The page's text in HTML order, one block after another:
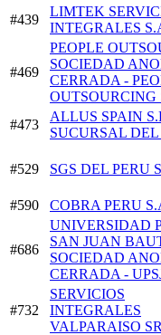
#439
LIMTEK
INTEGRALES
#469
PEOPLE
SOCIEDAD
CERRADA -
OUTSOURCING
#473
ALLUS SPAIN
SUCURSAL DEL
#529 SGS DEL PERU
#590 COBRA PERU
#686
UNIVERSIDAD
SAN JUAN
SOCIEDAD
CERRADA -
#732
SERVICIOS
INTEGRALES
VALPARAISO